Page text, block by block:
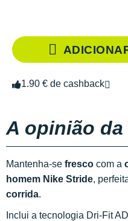
1.90 € de cashback
A opinião
Mantenha-se fresco com a
homem Nike Stride,
corrida.
Inclui a tecnologia Dri-Fit